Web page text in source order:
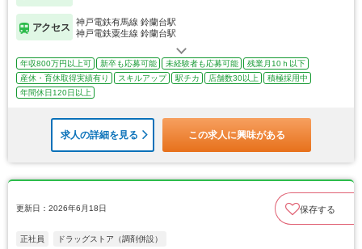
アクセス
神戸電鉄有馬線 鈴蘭台駅
神戸電鉄粟生線 鈴蘭台駅
年収800万円以上可 新卒も応募可能 未経験者も応募可能
残業月10ｈ以下
産休・育休取得実績有り
スキルアップ 駅チカ 店舗数30以上
積極採用中
年間休日120日以上
求人の詳細を見る この求人に興味がある
更新日：2026年6月18日 保存する
正社員 ドラッグストア（調剤併設）